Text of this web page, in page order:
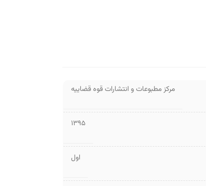
مرکز مطبوعات و انتشارات قوه قضاییه
1395
اول